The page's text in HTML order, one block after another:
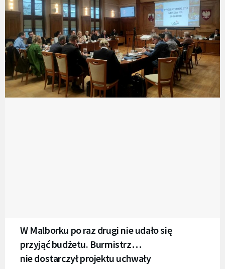
W Malborku po raz drugi nie udało się
przyjąć budżetu. Burmistrz…
nie dostarczył projektu uchwały